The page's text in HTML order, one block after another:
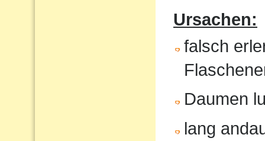
Ursachen:
falsch
Daumen
lang